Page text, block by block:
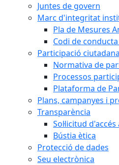
Juntes de govern
Marc d'integritat
Pla de Mesures
Codi de
Participació ciutadana
Normativa de
Processos
Plataforma de
Plans, campanyes i
Transparència
Sol·licitud
Bústia ètica
Protecció de dades
Seu electrònica